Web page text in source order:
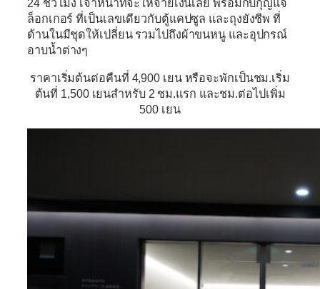
24 ชั่วโมง เจ้าหน้าที่จะให้จ่ายเงินเลย พร้อมกับกุญแจ
ล็อกเกอร์ ที่เป็นเลขเดียวกับตู้แคปซูล และถุงยังชีพ ที่
ด้านในมีชุดให้เปลี่ยน รวมไปถึงผ้าขนหนู และอุปกรณ์
อาบน้ำต่างๆ
ราคาเริ่มต้นต่อคืนที่ 4,900 เยน หรือจะพักเป็นชม.เริ่ม
ต้นที่ 1,500 เยนสำหรับ 2 ชม.แรก และชม.ต่อไปเพิ่ม
500 เยน